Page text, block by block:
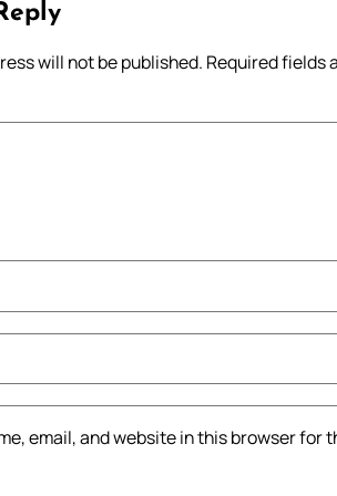
will not be published. Required fields
email, and website in this browser for